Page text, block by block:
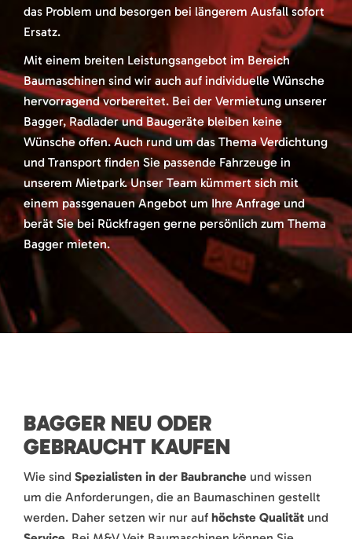
das Problem und besorgen bei längerem Ausfall sofort
Ersatz.
Mit einem breiten Leistungsangebot im Bereich
Baumaschinen sind wir auch auf individuelle Wünsche
hervorragend vorbereitet. Bei der Vermietung unserer
Bagger, Radlader und Baugeräte bleiben keine
Wünsche offen. Auch rund um das Thema Verdichtung
und Transport finden Sie passende Fahrzeuge in
unserem Mietpark. Unser Team kümmert sich mit
einem passgenauen Angebot um Ihre Anfrage und
berät Sie bei Rückfragen gerne persönlich zum Thema
Bagger mieten.
BAGGER NEU ODER
GEBRAUCHT KAUFEN
Wie sind Spezialisten in der Baubranche und wissen
um die Anforderungen, die an Baumaschinen gestellt
werden. Daher setzen wir nur auf höchste Qualität und